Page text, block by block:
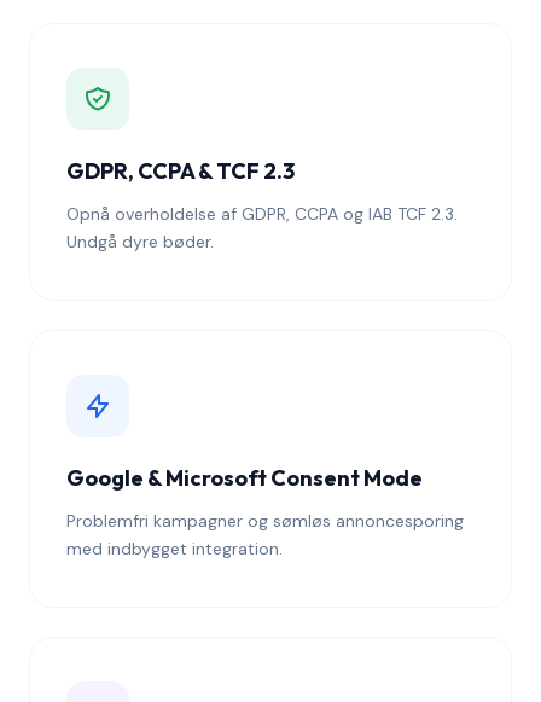
GDPR, CCPA & TCF 2.3
Opnå overholdelse af GDPR, CCPA og IAB TCF 2.3.
Undgå dyre bøder.
Google & Microsoft Consent Mode
Problemfri kampagner og sømløs annoncesporing
med indbygget integration.